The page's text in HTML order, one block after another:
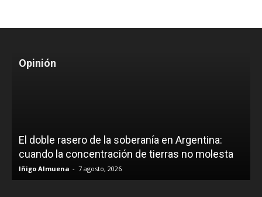
Opinión
El doble rasero de la soberanía en Argentina:
cuando la concentración de tierras no molesta
Iñigo Almuena - 7 agosto, 2026